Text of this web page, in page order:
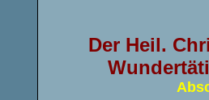
Der Heil.